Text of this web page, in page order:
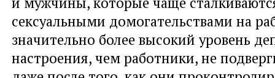
сексуальными домогательствами на
значительно более высокий уровень
настроения, чем работники, не